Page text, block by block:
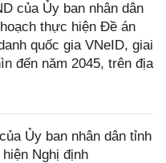
của Ủy ban nhân dân
thực hiện Đề án
quốc gia VNeID, giai
đến năm 2045, trên địa
Ủy ban nhân dân tỉnh
Nghị định